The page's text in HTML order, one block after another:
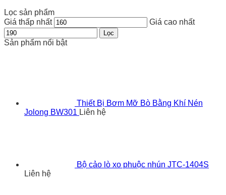
Lọc sản phẩm
Giá thấp nhất
Giá cao nhất
Lọc
Sản phẩm nổi bật
Thiết Bị Bơm Mỡ Bò Bằng Khí Nén
Jolong BW301 Liên hệ
Bộ cảo lò xo phuộc nhún JTC-1404S
Liên hệ